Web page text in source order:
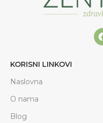
KORISNI LINKOVI
Naslovna
O nama
Blog